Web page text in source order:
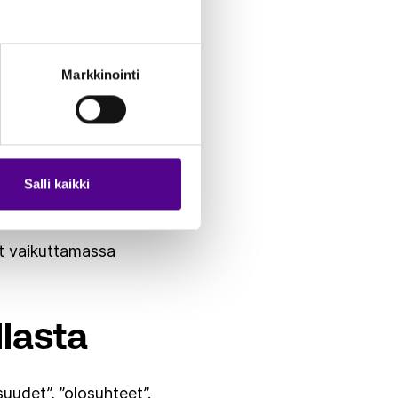
Markkinointi
Salli kaikki
tilanne on toinen.
päättäjien agendalle
tarkoituksenmukaista
vaikuttamassa
”olosuhteet”.